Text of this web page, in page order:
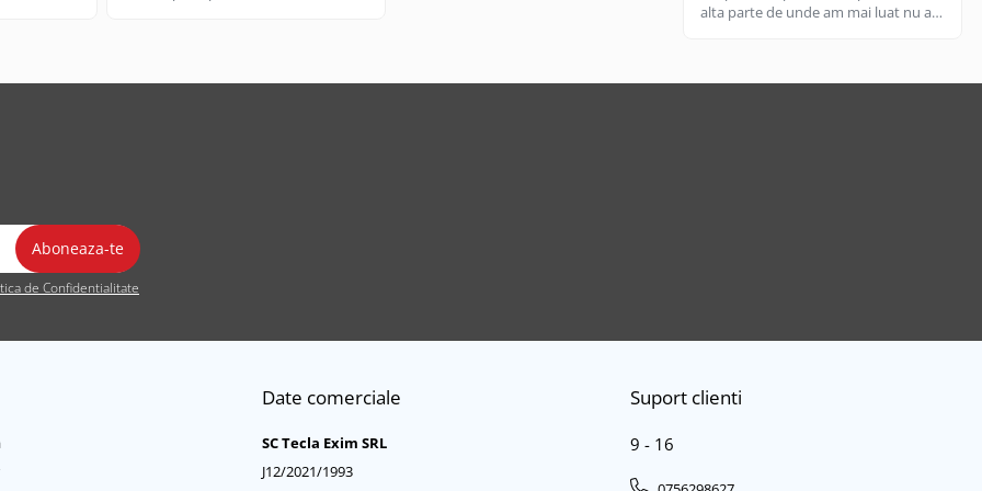
alta parte de unde am mai luat nu are
de Confidentialitate
Date comerciale
SC Tecla Exim SRL
J12/2021/1993
Suport clienti
9 - 16